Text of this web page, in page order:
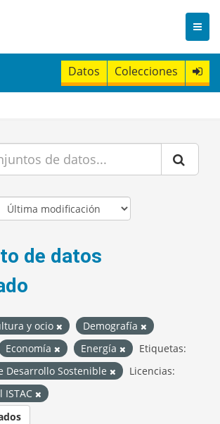
Datos Colecciones
de datos
y ocio
Demografía
Economía Energía
Etiquetas:
Desarrollo Sostenible
Licencias:
ISTAC